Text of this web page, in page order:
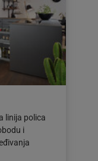
linija polica
i